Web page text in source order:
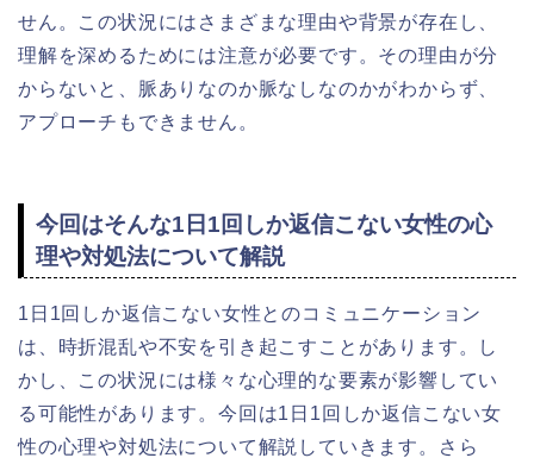
せん。この状況にはさまざまな理由や背景が存在し、
理解を深めるためには注意が必要です。その理由が分
からないと、脈ありなのか脈なしなのかがわからず、
アプローチもできません。
今回はそんな1日1回しか返信こない女性の心
理や対処法について解説
1日1回しか返信こない女性とのコミュニケーション
は、時折混乱や不安を引き起こすことがあります。し
かし、この状況には様々な心理的な要素が影響してい
る可能性があります。今回は1日1回しか返信こない女
性の心理や対処法について解説していきます。さら